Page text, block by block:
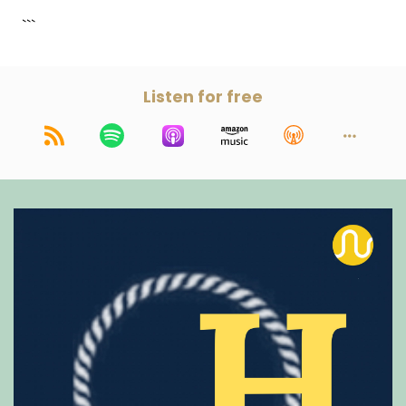
infratores e de escravos infratores, que era a
nesses primórdios! As prisões eram muito
predominavam sobre o encarcerado e os
crimes mais comuns eram furtos, rebeliões de
escravos, delitos religiosos e até morais, que
eram sancionados com recolhimento a esses
locais. Esse período vai até mil oitocentos e
vinte e dois, com a Independência do Brasil.
Com o advento do Império, de mil oitocentos e
vinte e dois a mil oitocentos e oitenta e nove, o
sistema prisional começa a tomar forma.
Temos a primeira Constituição do Brasil e é
```
Listen for free